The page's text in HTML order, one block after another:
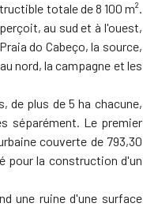
totale de 8 100 m².
au sud et à l'ouest,
do Cabeço, la source,
nord, la campagne et les
de plus de 5 ha chacune,
séparément. Le premier
couverte de 793,30
pour la construction d'un
une ruine d'une surface